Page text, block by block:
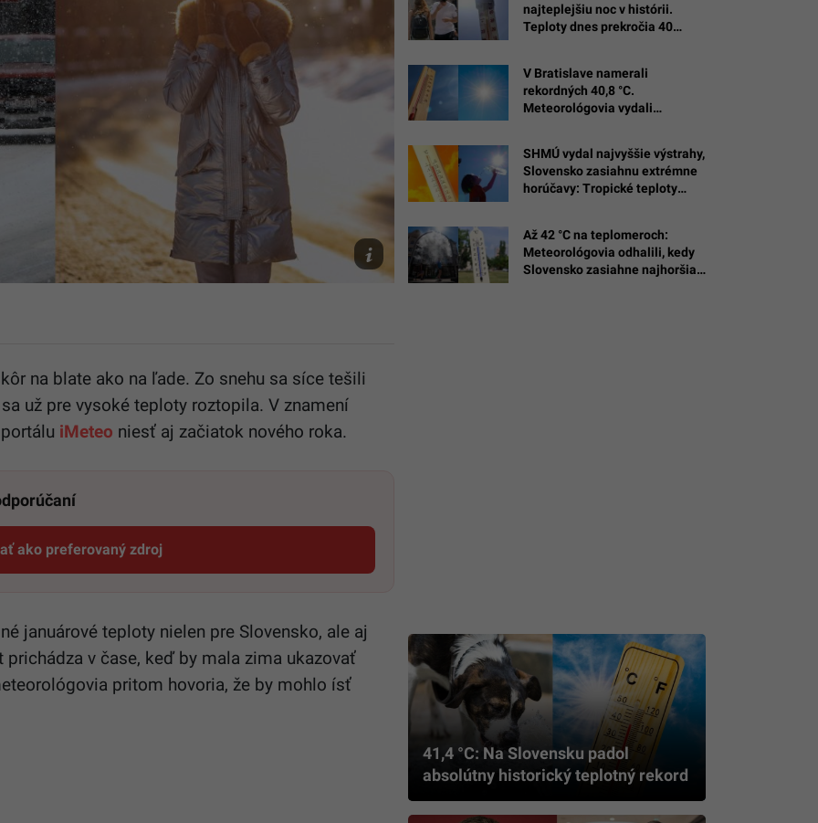
Ilustračná
fotografia
Krošlák,
Freepik/@senivpetro
na blate ako na ľade. Zo snehu sa síce tešili
už pre vysoké teploty roztopila. V znamení
iMeteo niesť aj začiatok nového roka.
ako preferovaný zdroj
Startitup, odkaz sa otvorí v novom okne
januárové teploty nielen pre Slovensko, ale aj
prichádza v čase, keď by mala zima ukazovať
pritom hovoria, že by mohlo ísť
najteplejšiu noc v histórii.
Teploty dnes prekročia 40
V Bratislave namerali
rekordných 40,8 °C.
Meteorológovia vydali
SHMÚ vydal najvyššie výstrahy,
Slovensko zasiahnu extrémne
horúčavy: Tropické teploty
Až 42 °C na teplomeroch:
Meteorológovia odhalili, kedy
Slovensko zasiahne najhoršia
41,4 °C: Na Slovensku padol
absolútny historický teplotný rekord